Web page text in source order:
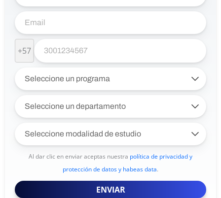
+57
Al dar clic en enviar aceptas nuestra política de privacidad y
protección de datos y habeas data.
ENVIAR